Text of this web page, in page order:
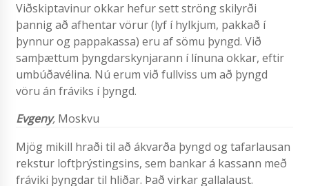
Viðskiptavinur okkar hefur sett ströng skilyrði
þannig að afhentar vörur (lyf í hylkjum, pakkað í
þynnur og pappakassa) eru af sömu þyngd. Við
samþættum þyngdarskynjarann ​​í línuna okkar, eftir
umbúðavélina. Nú erum við fullviss um að þyngd
vöru án fráviks í þyngd.
Evgeny, Moskvu
Mjög mikill hraði til að ákvarða þyngd og tafarlausan
rekstur loftþrýstingsins, sem bankar á kassann með
fráviki þyngdar til hliðar. Það virkar gallalaust.